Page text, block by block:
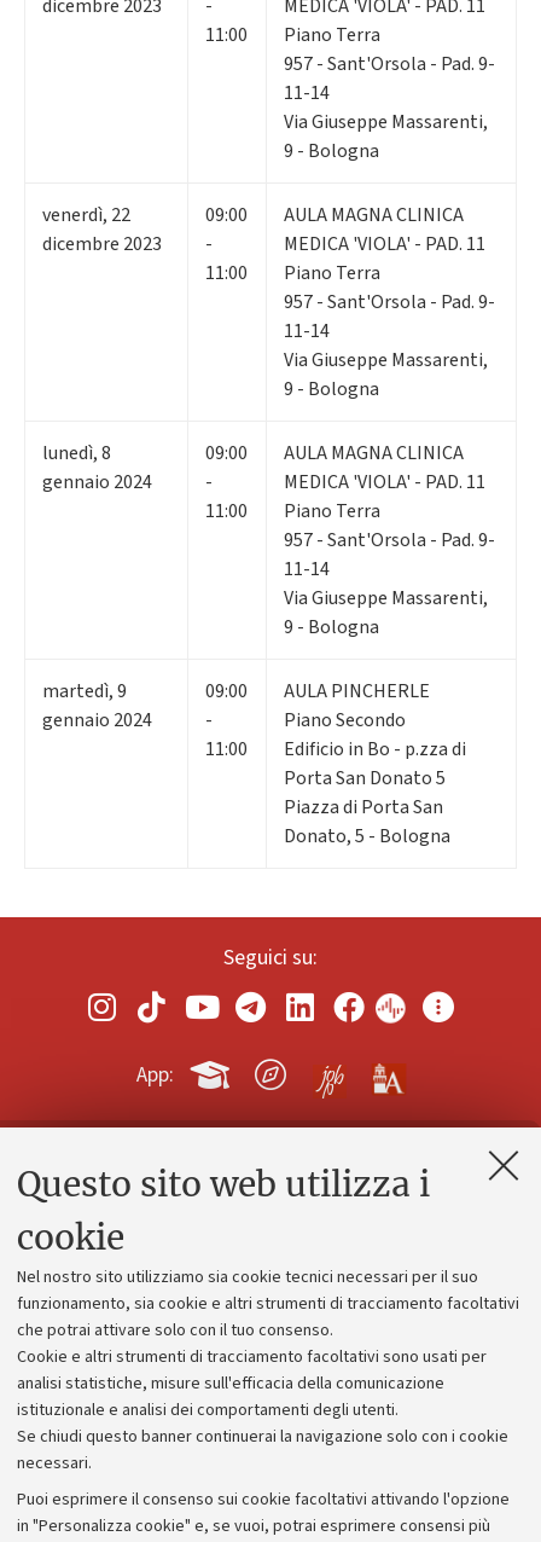
Questo sito web utilizza i
cookie
Nel nostro sito utilizziamo sia cookie tecnici necessari per il suo
funzionamento, sia cookie e altri strumenti di tracciamento facoltativi
che potrai attivare solo con il tuo consenso.
Cookie e altri strumenti di tracciamento facoltativi sono usati per
analisi statistiche, misure sull'efficacia della comunicazione
istituzionale e analisi dei comportamenti degli utenti.
Se chiudi questo banner continuerai la navigazione solo con i cookie
necessari.
Puoi esprimere il consenso sui cookie facoltativi attivando l'opzione
in "Personalizza cookie" e, se vuoi, potrai esprimere consensi più
dicembre 2023
-
11:00
MEDICA 'VIOLA' - PAD. 11
Piano Terra
957 - Sant'Orsola - Pad. 9-
11-14
Via Giuseppe Massarenti,
9 - Bologna
venerdì, 22
dicembre 2023
09:00
-
11:00
AULA MAGNA CLINICA
MEDICA 'VIOLA' - PAD. 11
Piano Terra
957 - Sant'Orsola - Pad. 9-
11-14
Via Giuseppe Massarenti,
9 - Bologna
lunedì,8
gennaio 2024
09:00
-
11:00
AULA MAGNA CLINICA
MEDICA 'VIOLA' - PAD. 11
Piano Terra
957 - Sant'Orsola - Pad. 9-
11-14
Via Giuseppe Massarenti,
9 - Bologna
martedì,9
gennaio 2024
09:00
-
11:00
AULA PINCHERLE
Piano Secondo
Edificio in Bo - p.zza di
Porta San Donato 5
Piazza di Porta San
Donato, 5 - Bologna
Seguici su:
App:
Contatti e PEC
Alumni community
Piano strategico
Bilanci
Donazioni e 5x1000
Merchandising - UniboStore
Bandi, gare e concorsi
Albo online